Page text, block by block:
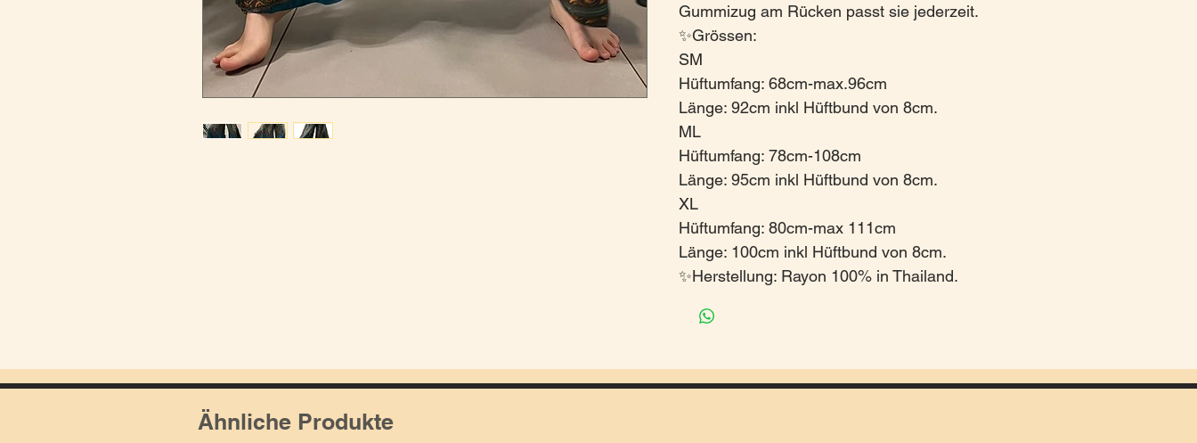
Gummizug am Rücken passt sie jederzeit.
✨Grössen:
SM
Hüftumfang: 68cm-max.96cm
Länge: 92cm inkl Hüftbund von 8cm.
ML
Hüftumfang: 78cm-108cm
Länge: 95cm inkl Hüftbund von 8cm.
XL
Hüftumfang: 80cm-max 111cm
Länge: 100cm inkl Hüftbund von 8cm.
✨Herstellung: Rayon 100% in Thailand.
Ähnliche Produkte